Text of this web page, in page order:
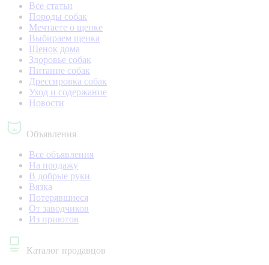
Все статьи
Породы собак
Мечтаете о щенке
Выбираем щенка
Щенок дома
Здоровье собак
Питание собак
Дрессировка собак
Уход и содержание
Новости
Объявления
Все объявления
На продажу
В добрые руки
Вязка
Потерявшиеся
От заводчиков
Из приютов
Каталог продавцов